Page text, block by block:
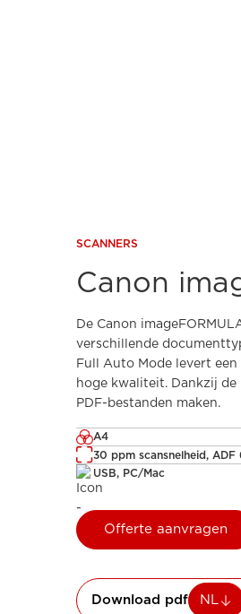
SCANNERS
Canon
De Canon
verschillende
Full Auto Mode levert
hoge kwaliteit. Dankzij
PDF-bestanden maken.
A4
30 ppm scansnelheid, ADF
USB, PC/Mac
Offerte aanvragen
Download pdf NL